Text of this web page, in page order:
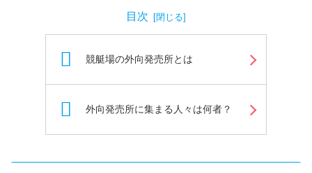
目次
競艇場の外向発売所とは
外向発売所に集まる人々は何者？